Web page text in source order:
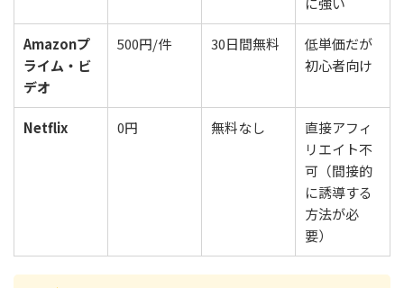
Amazonプ
ライム・ビ
デオ
500円/件 30日間無料
低単価だが
初心者向け
Netflix 0円 無料なし
直接アフィ
リエイト不
可（間接的
に誘導する
方法が必
要）